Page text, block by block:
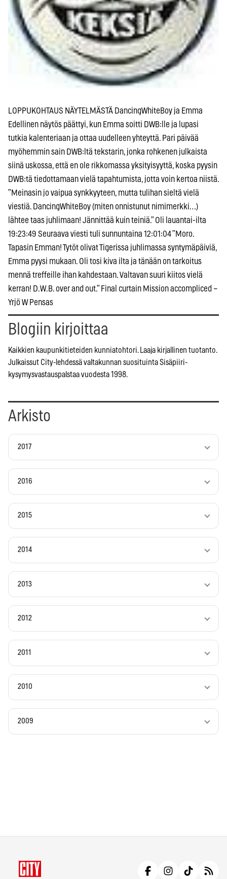
LOPPUKOHTAUS NÄYTELMÄSTÄ DancingWhiteBoy ja Emma
Edellinen näytös päättyi, kun Emma soitti DWB:lle ja lupasi
tutkia kalenteriaan ja ottaa uudelleen yhteyttä. Pari päivää
myöhemmin sain DWB:ltä tekstarin, jonka rohkenen julkaista
siinä uskossa, että en ole rikkomassa yksityisyyttä, koska pyysin
DWB:tä tiedottamaan vielä tapahtumista, jotta voin kertoa niistä.
”Meinasin jo vaipua synkkyyteen, mutta tulihan sieltä vielä
viestiä. DancingWhiteBoy (miten onnistunut nimimerkki…)
lähtee taas juhlimaan! Jännittää kuin teiniä.” Oli lauantai-ilta
19:23:49 Seuraava viesti tuli sunnuntaina 12:01:04 ”Moro.
Tapasin Emman! Tytöt olivat Tigerissa juhlimassa syntymäpäiviä,
Emma pyysi mukaan. Oli tosi kiva ilta ja tänään on tarkoitus
mennä treffeille ihan kahdestaan. Valtavan suuri kiitos vielä
kerran! D.W.B. over and out.” Final curtain Mission accompliced –
Yrjö W Pensas
Blogiin kirjoittaa
Kaikkien kaupunkitieteiden kunniatohtori. Laaja kirjallinen tuotanto.
Julkaissut City-lehdessä valtakunnan suosituinta Sisäpiiri-
kysymysvastauspalstaa vuodesta 1998.
Arkisto
2017
2016
2015
2014
2013
2012
2011
2010
2009